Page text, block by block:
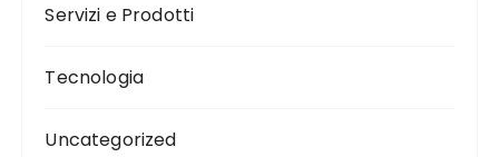
Servizi e Prodotti
Tecnologia
Uncategorized